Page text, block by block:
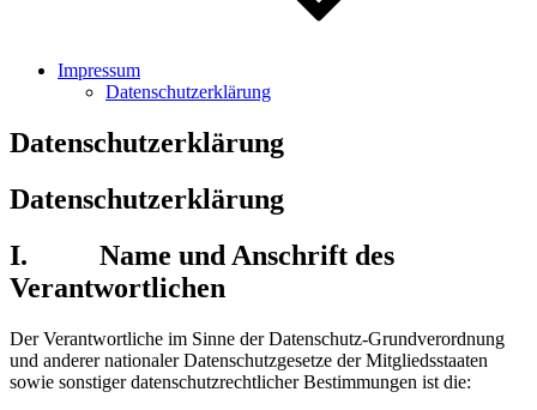
Impressum
Datenschutzerklärung
Datenschutzerklärung
Datenschutzerklärung
I. Name und Anschrift des
Verantwortlichen
Der Verantwortliche im Sinne der Datenschutz-Grundverordnung
und anderer nationaler Datenschutzgesetze der Mitgliedsstaaten
sowie sonstiger datenschutzrechtlicher Bestimmungen ist die: